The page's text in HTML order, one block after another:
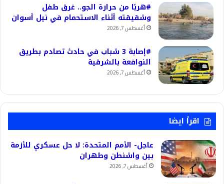
#هربًا من حرارة الجو.. غرق طفل
وشقيقته أثناء الاستحمام في نيل أسوان
أغسطس 7, 2026
#إصابة 3 شباب في حادث تصادم بطريق
النوافعة بالشرقية
أغسطس 7, 2026
اقرأ ايضا
عاجل- الأمم المتحدة: لا حل عسكري للأزمة
بين واشنطن وطهران
أغسطس 7, 2026